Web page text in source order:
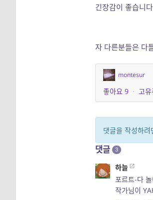
긴장감이 좋습니
자 다른분들은 다
montesur
좋아요 9 · 고
댓글을 작성하려
댓글 3
하늘
포르트-다
작가님이